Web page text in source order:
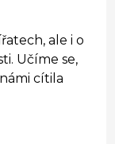
ale i o
Učíme se,
cítila